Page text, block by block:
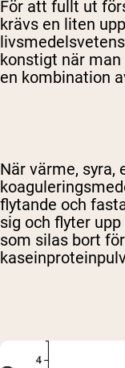
För att fullt ut
krävs en liten
konstigt när
en kombination
När värme, syra,
flytande och
sig och flyter
som silas bort